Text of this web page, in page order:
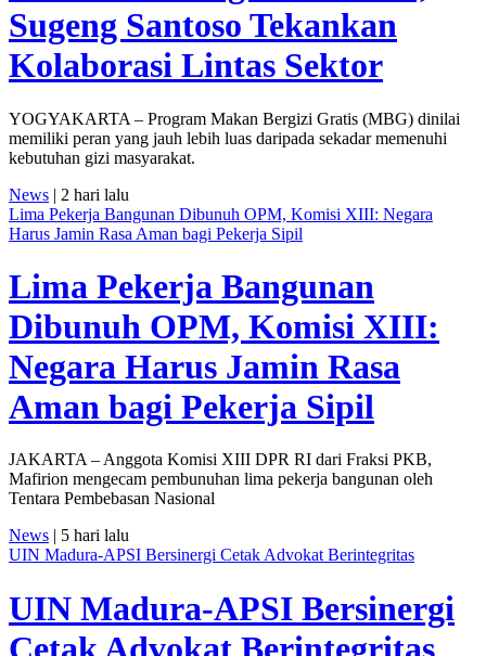
Sugeng Santoso Tekankan
Kolaborasi Lintas Sektor
YOGYAKARTA – Program Makan Bergizi Gratis (MBG) dinilai
memiliki peran yang jauh lebih luas daripada sekadar memenuhi
kebutuhan gizi masyarakat.
News | 2 hari lalu
Lima Pekerja Bangunan Dibunuh OPM, Komisi XIII: Negara
Harus Jamin Rasa Aman bagi Pekerja Sipil
Lima Pekerja Bangunan
Dibunuh OPM, Komisi XIII:
Negara Harus Jamin Rasa
Aman bagi Pekerja Sipil
JAKARTA – Anggota Komisi XIII DPR RI dari Fraksi PKB,
Mafirion mengecam pembunuhan lima pekerja bangunan oleh
Tentara Pembebasan Nasional
News | 5 hari lalu
UIN Madura-APSI Bersinergi Cetak Advokat Berintegritas
UIN Madura-APSI Bersinergi